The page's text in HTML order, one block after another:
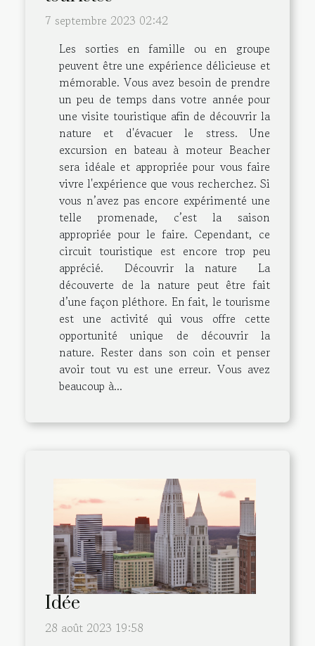
7 septembre 2023 02:42
Les sorties en famille ou en groupe
peuvent être une expérience délicieuse et
mémorable. Vous avez besoin de prendre
un peu de temps dans votre année pour
une visite touristique afin de découvrir la
nature et d'évacuer le stress. Une
excursion en bateau à moteur Beacher
sera idéale et appropriée pour vous faire
vivre l'expérience que vous recherchez. Si
vous n’avez pas encore expérimenté une
telle promenade, c’est la saison
appropriée pour le faire. Cependant, ce
circuit touristique est encore trop peu
apprécié. Découvrir la nature La
découverte de la nature peut être fait
d’une façon pléthore. En fait, le tourisme
est une activité qui vous offre cette
opportunité unique de découvrir la
nature. Rester dans son coin et penser
avoir tout vu est une erreur. Vous avez
beaucoup à...
Idée
28 août 2023 19:58